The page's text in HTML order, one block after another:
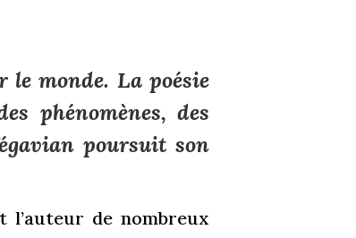
le monde. La poésie
phénomènes, des
poursuit son
l’auteur de nombreux